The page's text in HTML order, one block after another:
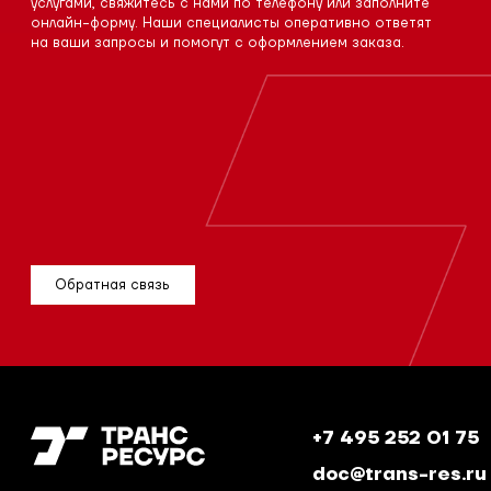
онлайн-форму. Наши специалисты оперативно ответят
на ваши запросы и помогут с оформлением заказа.
Обратная связь
+7 495 252 01 75
doc@trans-res.ru